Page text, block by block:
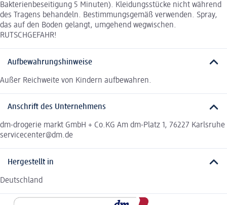
Bakterienbeseitigung 5 Minuten). Kleidungsstücke nicht während
des Tragens behandeln. Bestimmungsgemäß verwenden. Spray,
das auf den Boden gelangt, umgehend wegwischen.
RUTSCHGEFAHR!
Aufbewahrungshinweise
Außer Reichweite von Kindern aufbewahren.
Anschrift des Unternehmens
dm-drogerie markt GmbH + Co.KG Am dm-Platz 1, 76227 Karlsruhe
servicecenter@dm.de
Hergestellt in
Deutschland